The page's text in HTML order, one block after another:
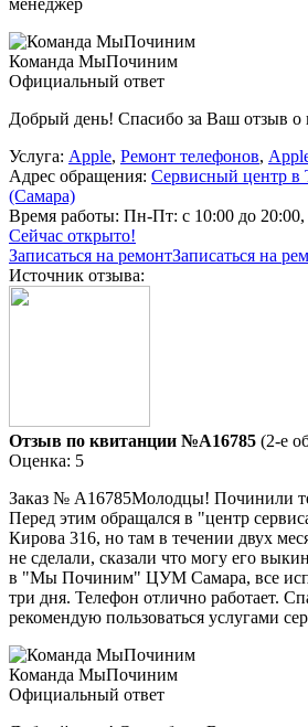
менеджер
Команда МыПочиним
Официальный ответ
Добрый день! Спасибо за Ваш отзыв о
Услуга: Apple, Ремонт телефонов,
Адрес обращения: Сервисный центр
(Самара)
Время работы: Пн-Пт: с 10:00 до
Сейчас открыто!
Записаться на ремонтЗаписаться на
Источник отзыва:
Отзыв по квитанции №A16785 (2-е
Оценка: 5
Заказ № А16785Молодцы! Починили
Перед этим обращался в "центр
Кирова 316, но там в течении двух
не сделали, сказали что могу его
в "Мы Починим" ЦУМ Самара, все
три дня. Телефон отлично работает.
рекомендую пользоваться услугами
Команда МыПочиним
Официальный ответ